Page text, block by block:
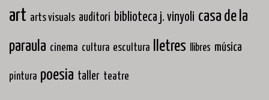
art arts visuals auditori biblioteca j. vinyoli casa de la
paraula cinema cultura escultura lletres llibres música
pintura poesia taller teatre